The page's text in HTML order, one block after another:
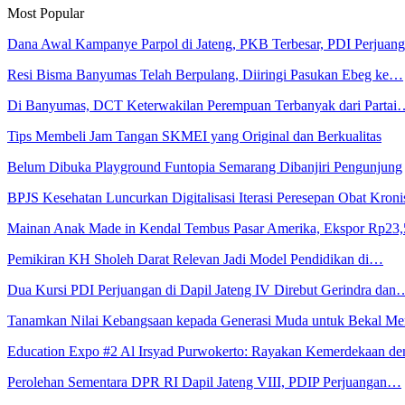
Most Popular
Dana Awal Kampanye Parpol di Jateng, PKB Terbesar, PDI
Resi Bisma Banyumas Telah Berpulang, Diiringi Pasukan Ebeg ke…
Di Banyumas, DCT Keterwakilan Perempuan Terbanyak dari
Tips Membeli Jam Tangan SKMEI yang Original dan Berkualitas
Belum Dibuka Playground Funtopia Semarang Dibanjiri Pengunjung
BPJS Kesehatan Luncurkan Digitalisasi Iterasi Peresepan Obat
Mainan Anak Made in Kendal Tembus Pasar Amerika, Ekspor
Pemikiran KH Sholeh Darat Relevan Jadi Model Pendidikan di…
Dua Kursi PDI Perjuangan di Dapil Jateng IV Direbut Gerindra
Tanamkan Nilai Kebangsaan kepada Generasi Muda untuk Bekal
Education Expo #2 Al Irsyad Purwokerto: Rayakan Kemerdekaan
Perolehan Sementara DPR RI Dapil Jateng VIII, PDIP Perjuangan…